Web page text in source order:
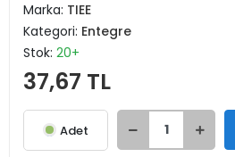
Marka: TIEE
Kategori: Entegre
Stok: 20+
37,67 TL
Adet